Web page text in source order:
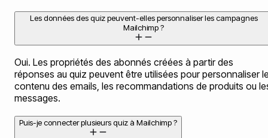
Les données des quiz peuvent-elles personnaliser les campagnes
Mailchimp ?
Oui. Les propriétés des abonnés créées à partir des
réponses au quiz peuvent être utilisées pour personnaliser
contenu des emails, les recommandations de produits ou
messages.
Puis-je connecter plusieurs quiz à Mailchimp ?